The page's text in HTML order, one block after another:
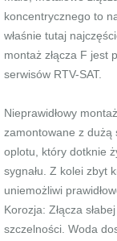
koncentrycznego to
właśnie tutaj
montaż złącza F jest
serwisów RTV-SAT.
Nieprawidłowy
zamontowane z dużą
oplotu, który dotknie
sygnału. Z kolei zbyt
uniemożliwi
Korozja: Złącza
szczelności. Woda